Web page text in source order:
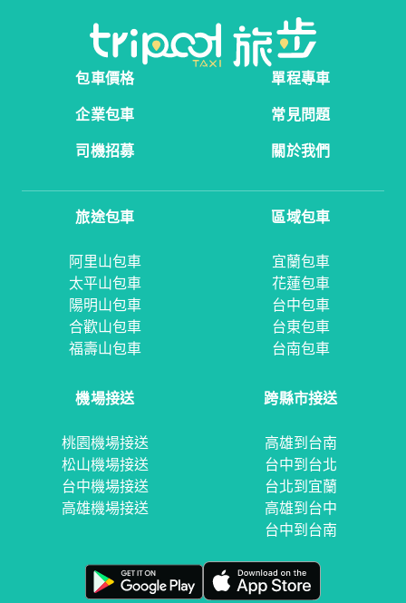
包車價格
單程專車
企業包車
常見問題
司機招募
關於我們
旅途包車
阿里山包車
太平山包車
陽明山包車
合歡山包車
福壽山包車
區域包車
宜蘭包車
花蓮包車
台中包車
台東包車
台南包車
機場接送
桃園機場接送
松山機場接送
台中機場接送
高雄機場接送
跨縣市接送
高雄到台南
台中到台北
台北到宜蘭
高雄到台中
台中到台南